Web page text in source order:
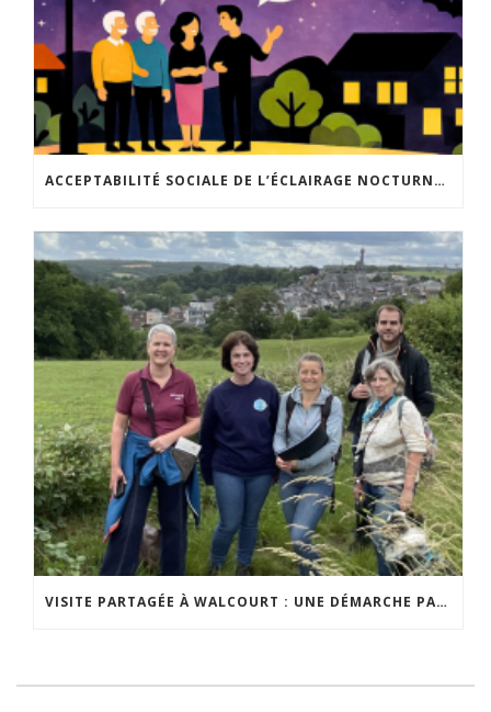
ACCEPTABILITÉ SOCIALE DE L’ÉCLAIRAGE NOCTURNE : LE REPLAY EST DISPONIBLE
VISITE PARTAGÉE À WALCOURT : UNE DÉMARCHE PARTICIPATIVE ANIMÉE PAR ESPACE ENVIRONNEMENT